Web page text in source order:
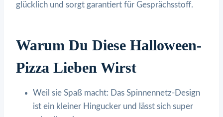
glücklich und sorgt garantiert für Gesprächsstoff.
Warum Du Diese Halloween-
Pizza Lieben Wirst
Weil sie Spaß macht: Das Spinnennetz-Design
ist ein kleiner Hingucker und lässt sich super